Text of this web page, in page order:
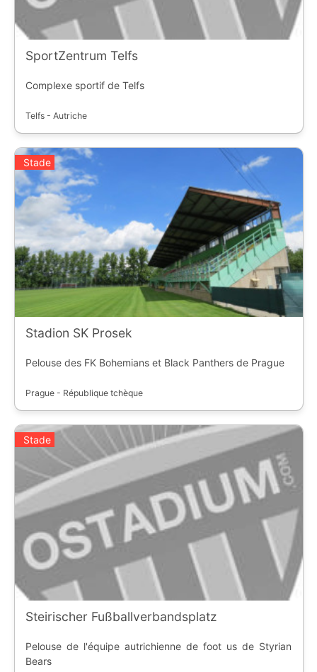
SportZentrum Telfs
Complexe sportif de Telfs
Telfs - Autriche
Stade
Stadion SK Prosek
Pelouse des FK Bohemians et Black Panthers de Prague
Prague - République tchèque
Stade
Steirischer Fußballverbandsplatz
Pelouse de l'équipe autrichienne de foot us de Styrian
Bears